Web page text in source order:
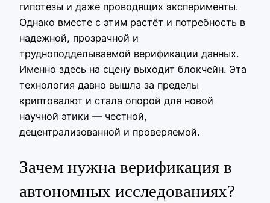
гипотезы и даже проводящих эксперименты.
Однако вместе с этим растёт и потребность в
надежной, прозрачной и
трудноподделываемой верификации данных.
Именно здесь на сцену выходит блокчейн. Эта
технология давно вышла за пределы
криптовалют и стала опорой для новой
научной этики — честной,
децентрализованной и проверяемой.
Зачем нужна верификация в
автономных исследованиях?